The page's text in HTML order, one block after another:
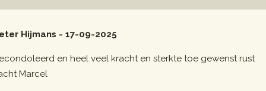
Hijmans - 17-09-2025
en heel veel kracht en sterkte toe gewenst rust
Marcel